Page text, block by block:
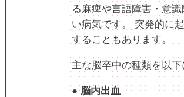
る麻痺や言語障害・意
い病気です。 突発的に
することもあります。
主な脳卒中の種類を以下
● 脳内出血